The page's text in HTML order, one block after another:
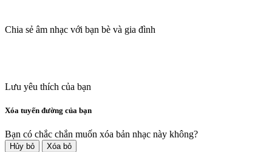
Chia sẻ âm nhạc với bạn bè và gia đình
Lưu yêu thích của bạn
Xóa tuyến đường của bạn
Bạn có chắc chắn muốn xóa bản nhạc này không?
Hủy bỏ Xóa bỏ